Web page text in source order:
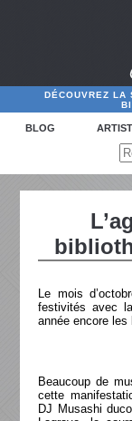
DÉCOUVREZ LA
BLOG
Le mois
festivités avec
année encore
Beaucoup de
cette
DJ Musashi